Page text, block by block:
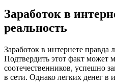
Заработок в
реальность
Заработок в интернете правда
Подтвердить этот факт может
соотечественников, успешно
в сети. Однако легких денег